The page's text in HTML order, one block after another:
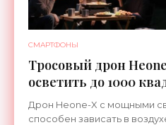
СМАРТФОНЫ
Тросовый дрон
осветить до 1000
земли -
Дрон Heone-X с мощными
способен зависать в